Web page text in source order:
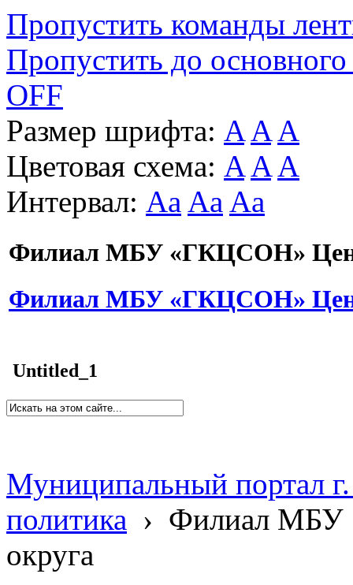
Пропустить команды
Пропустить до основного
OFF
Размер шрифта: A A A
Цветовая схема: A A A
Интервал: Aa Aa Aa
Филиал МБУ «ГКЦСОН»
Филиал МБУ «ГКЦСОН»
Untitled_1
Муниципальный портал
политика › Филиал МБУ
округа